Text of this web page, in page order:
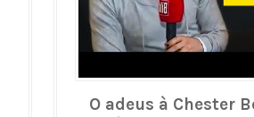
O adeus à Chester